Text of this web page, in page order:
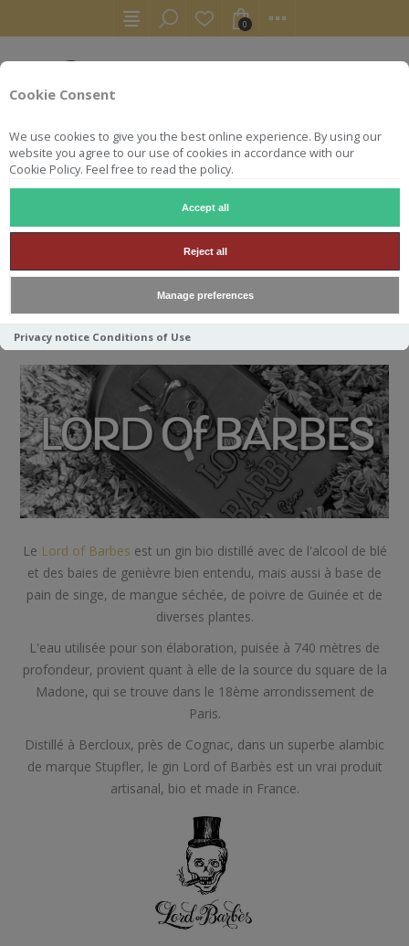
Cookie Consent
We use cookies to give you the best online experience. By using our
website you agree to our use of cookies in accordance with our
Cookie Policy. Feel free to read the policy.
Accept all
Reject all
Manage preferences
Privacy notice Conditions of Use
0
LORD OF BARBES
13 sept. 2022
Le Lord of Barbes est un gin bio distillé avec de l'alcool de blé
et des baies de genièvre bien entendu, mais aussi à base de
pain de singe, de mangue séchée, de poivre de Guinée et de
diverses plantes.
L'eau utilisée pour son élaboration, puisée à 740 mètres de
profondeur, provient quant à elle de la source du square de la
Madone, qui se trouve dans le 18ème arrondissement de
Paris.
Distillé à Bercloux, près de Cognac, dans un superbe alambic
de marque Stupfler, le gin Lord of Barbès est un vrai produit
artisanal, bio et made in France.